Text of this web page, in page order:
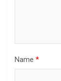
Name *